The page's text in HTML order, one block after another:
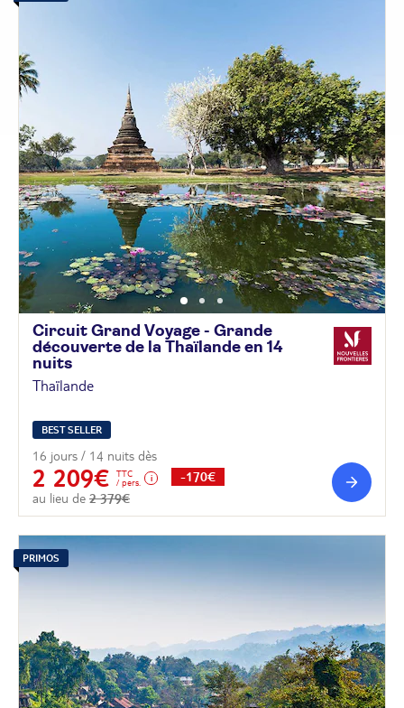
Circuit Grand Voyage - Grande
découverte de la Thaïlande en 14
nuits
Thaïlande
BEST SELLER
16 jours / 14 nuits dès
2 209€
TTC
/ pers.
au lieu de 2 379€
-170€
PRIMOS